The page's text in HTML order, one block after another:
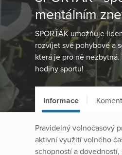
mentálním
SPORŤÁK umožňuje
rozvíjet své pohybové a
která je pro ně
hodiny sportu!
Informace
Pravidelný volnočasový
aktivní využití volného
schopností a